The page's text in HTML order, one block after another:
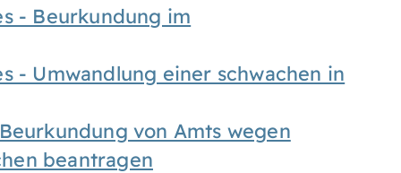
- Beurkundung im
- Umwandlung einer schwachen in
von Amts wegen
beantragen